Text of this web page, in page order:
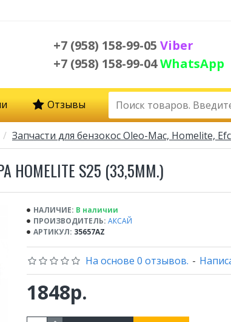
+7 (958) 158-99-05 Viber
+7 (958) 158-99-04WhatsApp
Отзывы
Запчасти для бензокос Oleo-Mac, Homelite,
S25 (33,5ММ.)
НАЛИЧИЕ: В наличии
ПРОИЗВОДИТЕЛЬ: АКСАЙ
АРТИКУЛ: 35657AZ
На основе 0 отзывов. -
1848р.